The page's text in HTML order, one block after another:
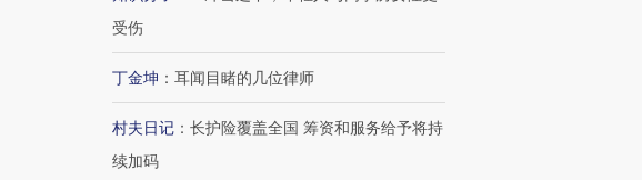
受伤
丁金坤 ： 耳闻目睹的几位律师
村夫日记 ： 长护险覆盖全国 筹资和服务给予将持
续加码